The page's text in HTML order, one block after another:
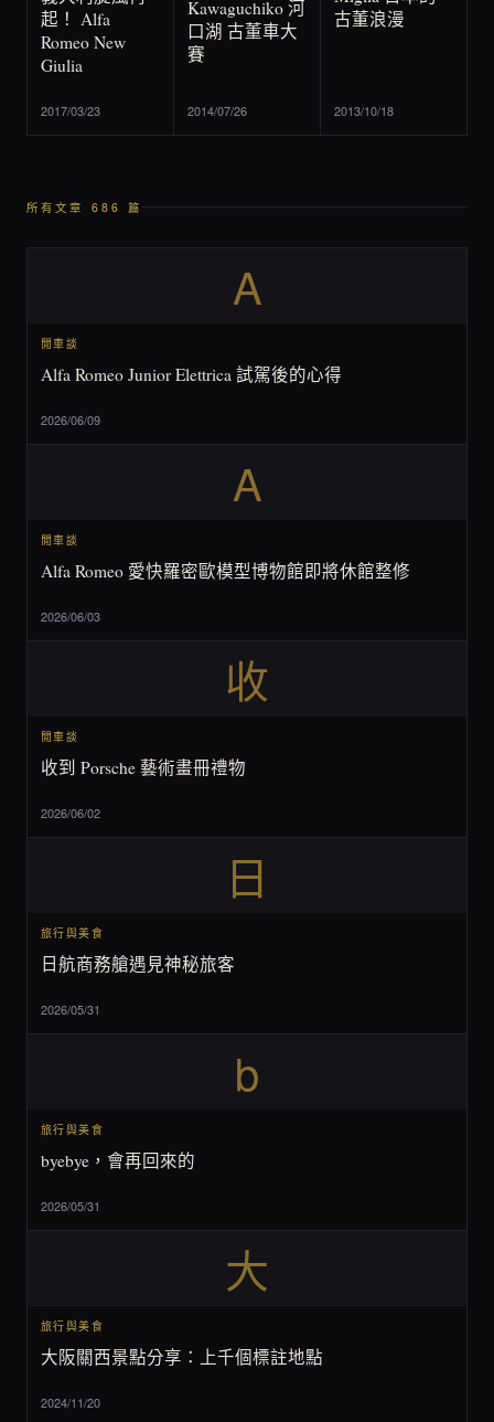
起！ Alfa
Romeo New
Giulia
2017/03/23
Kawaguchiko 河
口湖 古董車大
賽
2014/07/26
古董浪漫
2013/10/18
所有文章 686 篇
A
閒車談
Alfa Romeo Junior Elettrica 試駕後的心得
2026/06/09
A
閒車談
Alfa Romeo 愛快羅密歐模型博物館即將休館整修
2026/06/03
收
閒車談
收到 Porsche 藝術畫冊禮物
2026/06/02
日
旅行與美食
日航商務艙遇見神秘旅客
2026/05/31
b
旅行與美食
byebye，會再回來的
2026/05/31
大
旅行與美食
大阪關西景點分享：上千個標註地點
2024/11/20